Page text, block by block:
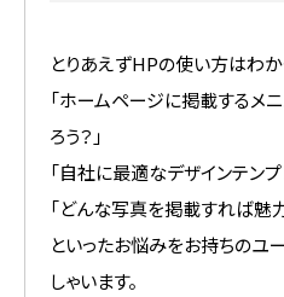
とりあえずHPの使い方はわ
「ホームページに掲載するメ
ろう？」
「自社に最適なデザインテンプ
「どんな写真を掲載すれば魅
といったお悩みをお持ちのユ
しゃいます。